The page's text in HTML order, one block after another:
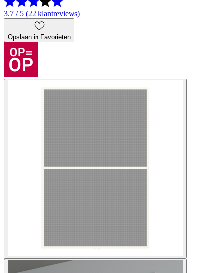
3.7 / 5 (22 klantreviews)
Opslaan in Favorieten